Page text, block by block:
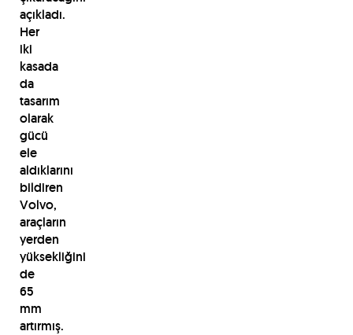
açıkladı.
Her
iki
kasada
da
tasarım
olarak
gücü
ele
aldıklarını
bildiren
Volvo,
araçların
yerden
yüksekliğini
de
65
mm
artırmış.